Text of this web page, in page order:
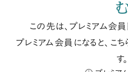
この先は、プレミアム会
プレミアム会員になると、こ
す。